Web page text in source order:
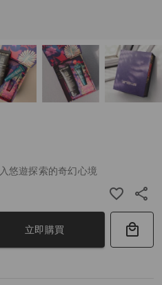
悠遊探索的奇幻心境
立即購買